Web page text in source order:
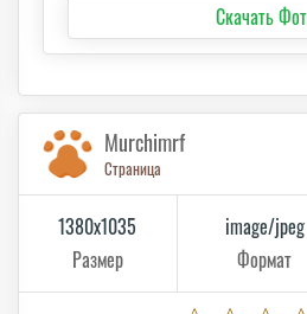
Скачать
Murchimrf
Страница
1380x1035
Размер
image/jpeg
Формат